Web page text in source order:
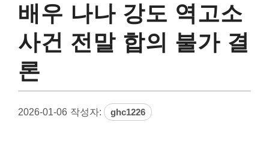
배우 나나 강도 역고소
사건 전말 합의 불가 결
론
2026-01-06 작성자: ghc1226